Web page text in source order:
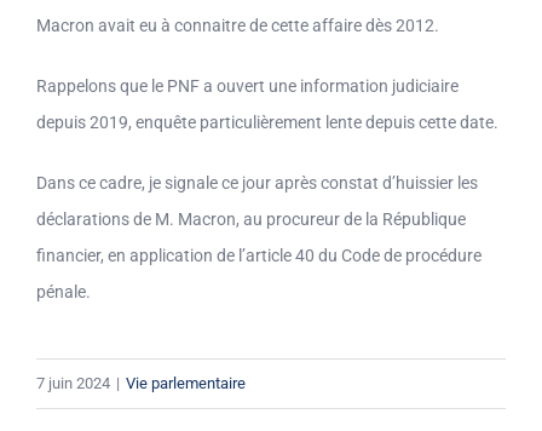
Macron avait eu à connaitre de cette affaire dès 2012.
Rappelons que le PNF a ouvert une information judiciaire
depuis 2019, enquête particulièrement lente depuis cette date.
Dans ce cadre, je signale ce jour après constat d’huissier les
déclarations de M. Macron, au procureur de la République
financier, en application de l’article 40 du Code de procédure
pénale.
7 juin 2024 | Vie parlementaire